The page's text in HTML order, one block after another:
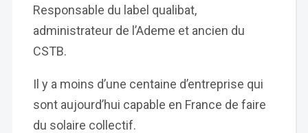
Responsable du label qualibat,
administrateur de l’Ademe et ancien du
CSTB.
Il y a moins d’une centaine d’entreprise qui
sont aujourd’hui capable en France de faire
du solaire collectif.